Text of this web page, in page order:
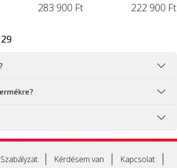
283 900 Ft 222 900 Ft
Kérdésem van
Kapcsolat